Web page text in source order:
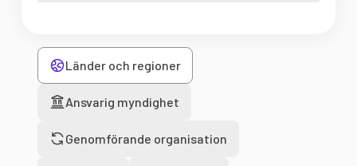
Länder och regioner
Ansvarig myndighet
Genomförande organisation